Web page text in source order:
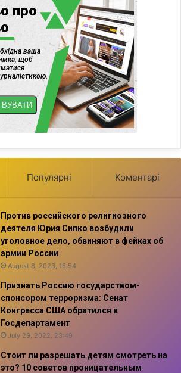
Популярні Коментарі
Против российского религиозного
деятеля Юрия Сипко возбудили
уголовное дело, обвиняют в фейках об
армии России
August 8, 2023, 16:54
Признать Россию государством-
спонсором терроризма: Сенат
Конгресса США обратился в
Госдепартамент
July 29, 2022, 23:49
Стоит ли разрешать детям смотреть на
это? 10 советов проницательным